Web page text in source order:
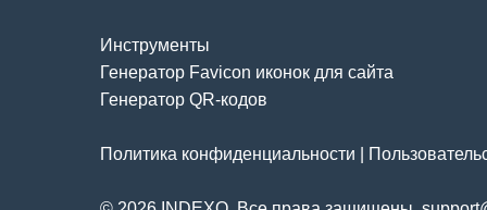
Инструменты
Генератор Favicon иконок для сайта
Генератор QR-кодов
Политика конфиденциальности